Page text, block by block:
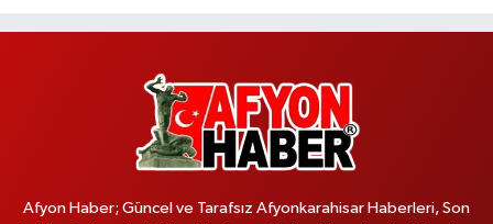
Afyon Haber; Güncel ve Tarafsız Afyonkarahisar Haberleri, Son